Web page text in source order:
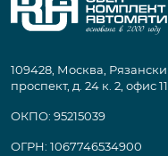
109428, Москва,
проспект, д. 24 к. 2, офис
ОКПО: 95215039
ОГРН: 1067746534900